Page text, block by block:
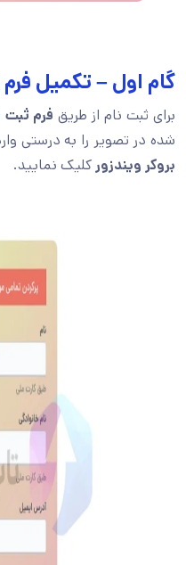
گام اول – تکمیل فرم
برای ثبت نام از طریق فرم ثبت
شده در تصویر را به درستی
بروکر ویندزورکلیک نمایید.